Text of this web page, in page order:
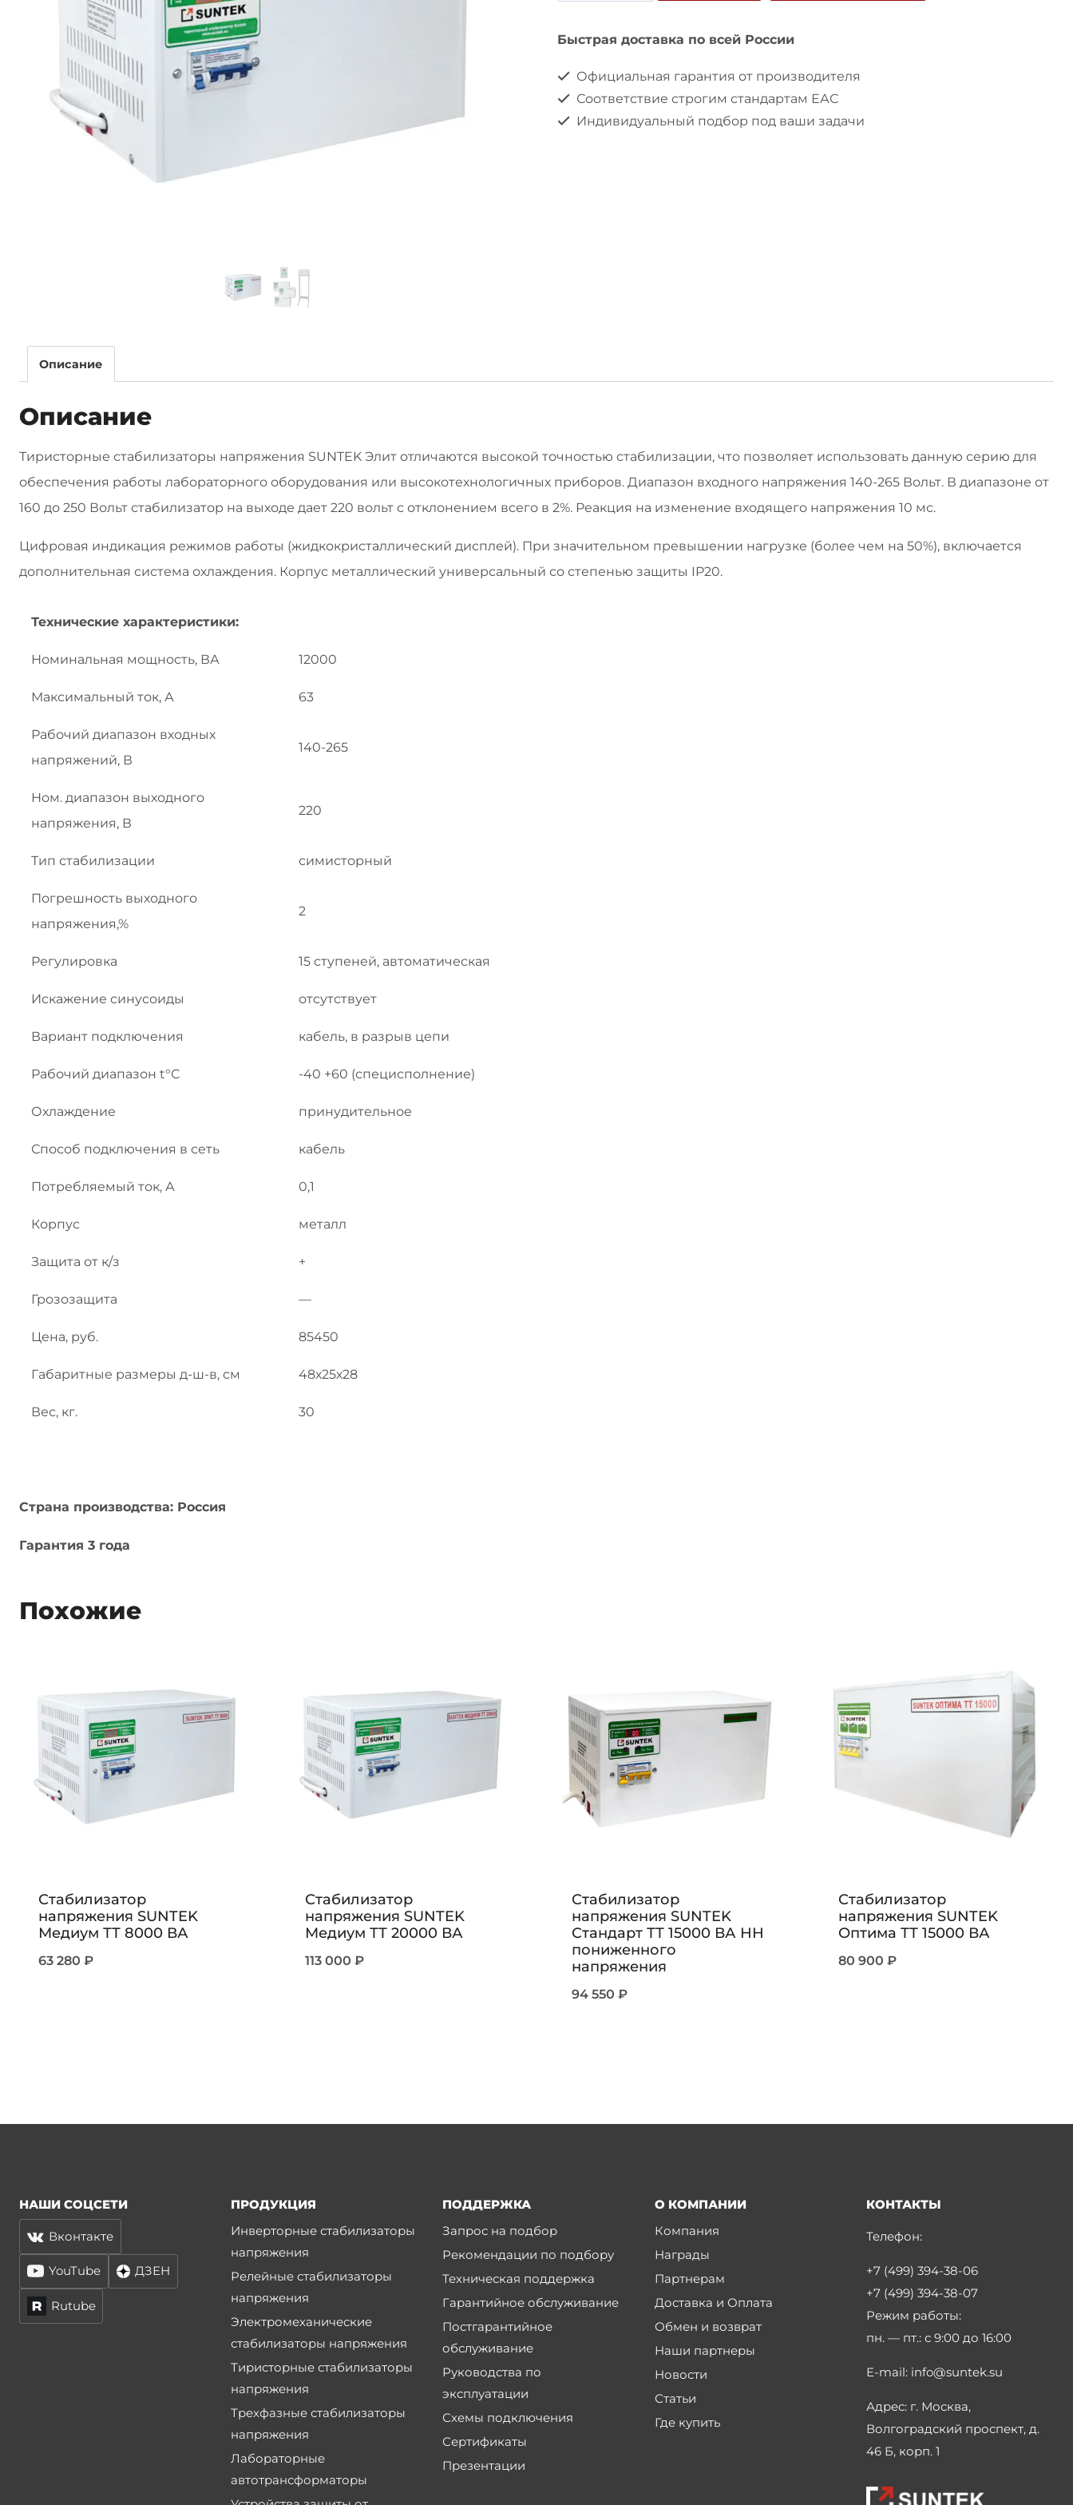
товара
SUNTEK
Быстрая доставка по всей России
Официальная гарантия от производителя
Соответствие строгим стандартам ЕАС
Индивидуальный подбор под ваши задачи
Описание
Описание
Тиристорные стабилизаторы напряжения SUNTEK Элит отличаются высокой точностью стабилизации, что позволяет использовать данную серию для
обеспечения работы лабораторного оборудования или высокотехнологичных приборов. Диапазон входного напряжения 140-265 Вольт. В диапазоне от
160 до 250 Вольт стабилизатор на выходе дает 220 вольт с отклонением всего в 2%. Реакция на изменение входящего напряжения 10 мс.
Цифровая индикация режимов работы (жидкокристаллический дисплей). При значительном превышении нагрузке (более чем на 50%), включается
дополнительная система охлаждения. Корпус металлический универсальный со степенью защиты IP20.
Технические характеристики:
Номинальная мощность, ВА 12000
Максимальный ток, А 63
Рабочий диапазон входных
напряжений, В
140-265
Ном. диапазон выходного
напряжения, В
220
Тип стабилизации симисторный
Погрешность выходного
напряжения,%
2
Регулировка 15 ступеней, автоматическая
Искажение синусоиды отсутствует
Вариант подключения кабель, в разрыв цепи
Рабочий диапазон t°С -40 +60 (специсполнение)
Охлаждение принудительное
Способ подключения в сеть кабель
Потребляемый ток, А 0,1
Корпус металл
Защита от к/з +
Грозозащита —
Цена, руб. 85450
Габаритные размеры д-ш-в, см 48х25х28
Вес, кг. 30
Страна производства: Россия
Гарантия 3 года
Похожие
Стабилизатор
напряжения SUNTEK
Медиум ТТ 8000 ВА
63 280 ₽
Стабилизатор
напряжения SUNTEK
Медиум ТТ 20000 ВА
113 000 ₽
Стабилизатор
напряжения SUNTEK
Стандарт ТТ 15000 ВА НН
пониженного
напряжения
94 550 ₽
Стабилизатор
напряжения SUNTEK
Оптима ТТ 15000 ВА
80 900 ₽
НАШИ СОЦСЕТИ
Вконтакте
YouTube ДЗЕН
Rutube
ПРОДУКЦИЯ
Инверторные стабилизаторы
напряжения
Релейные стабилизаторы
напряжения
Электромеханические
стабилизаторы напряжения
Тиристорные стабилизаторы
напряжения
Трехфазные стабилизаторы
напряжения
Лабораторные
автотрансформаторы
ПОДДЕРЖКА
Запрос на подбор
Рекомендации по подбору
Техническая поддержка
Гарантийное обслуживание
Постгарантийное
обслуживание
Руководства по
эксплуатации
Схемы подключения
Сертификаты
Презентации
О КОМПАНИИ
Компания
Награды
Партнерам
Доставка и Оплата
Обмен и возврат
Наши партнеры
Новости
Статьи
Где купить
КОНТАКТЫ
Телефон:
+7 (499) 394-38-06
+7 (499) 394-38-07
Режим работы:
пн. — пт.: с 9:00 до 16:00
E-mail: info@suntek.su
Адрес:г. Москва,
Волгоградский проспект, д.
46 Б, корп. 1